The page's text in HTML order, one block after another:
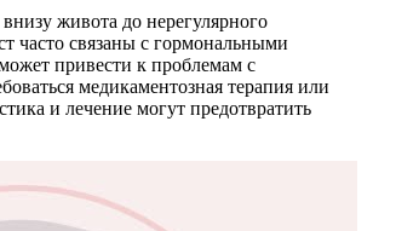
живота до нерегулярного
часто связаны с гормональными
привести к проблемам с
медикаментозная терапия или
и лечение могут предотвратить